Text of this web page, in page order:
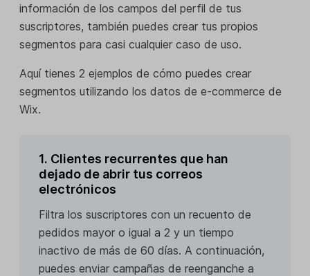
información de los campos del perfil de tus
suscriptores, también puedes crear tus propios
segmentos para casi cualquier caso de uso.
Aquí tienes 2 ejemplos de cómo puedes crear
segmentos utilizando los datos de e-commerce de
Wix.
1. Clientes recurrentes que han
dejado de abrir tus correos
electrónicos
Filtra los suscriptores con un recuento de
pedidos mayor o igual a 2 y un tiempo
inactivo de más de 60 días. A continuación,
puedes enviar campañas de reenganche a